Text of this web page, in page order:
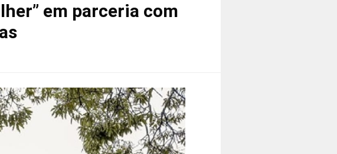
em parceria com